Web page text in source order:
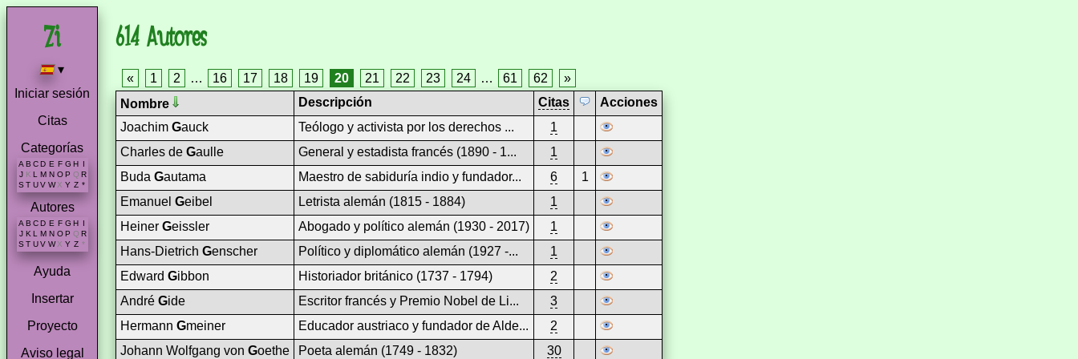
▾
Iniciar sesión
Citas
Categorías
A B C D E F G H I
J K L M N O P Q R
S T U V W X Y Z *
Autores
A B C D E F G H
J K L M N O P Q R
S T U V W X Y Z *
Ayuda
Insertar
Proyecto
Aviso legal
614 Autores
« 1 2 … 16 17 18 19 20 21 22 23 24 … 61 62
»
Nombre
Descripción Citas
Acciones
Joachim Gauck Teólogo y activista por los derechos ...
1
Charles de Gaulle General y estadista francés (1890 - 1...
1
Buda Gautama Maestro de sabiduría indio y fundador... 6
1
Emanuel Geibel Letrista alemán (1815 - 1884)
1
Heiner Geissler Abogado y político alemán (1930 - 2017)
1
Hans-Dietrich Genscher Político y diplomático alemán (1927 -...
1
Edward Gibbon Historiador británico (1737 - 1794)
2
André Gide Escritor francés y Premio Nobel de Li...
3
Hermann Gmeiner Educador austriaco y fundador de Alde...
2
Johann Wolfgang von Goethe Poeta alemán (1749 - 1832) 30